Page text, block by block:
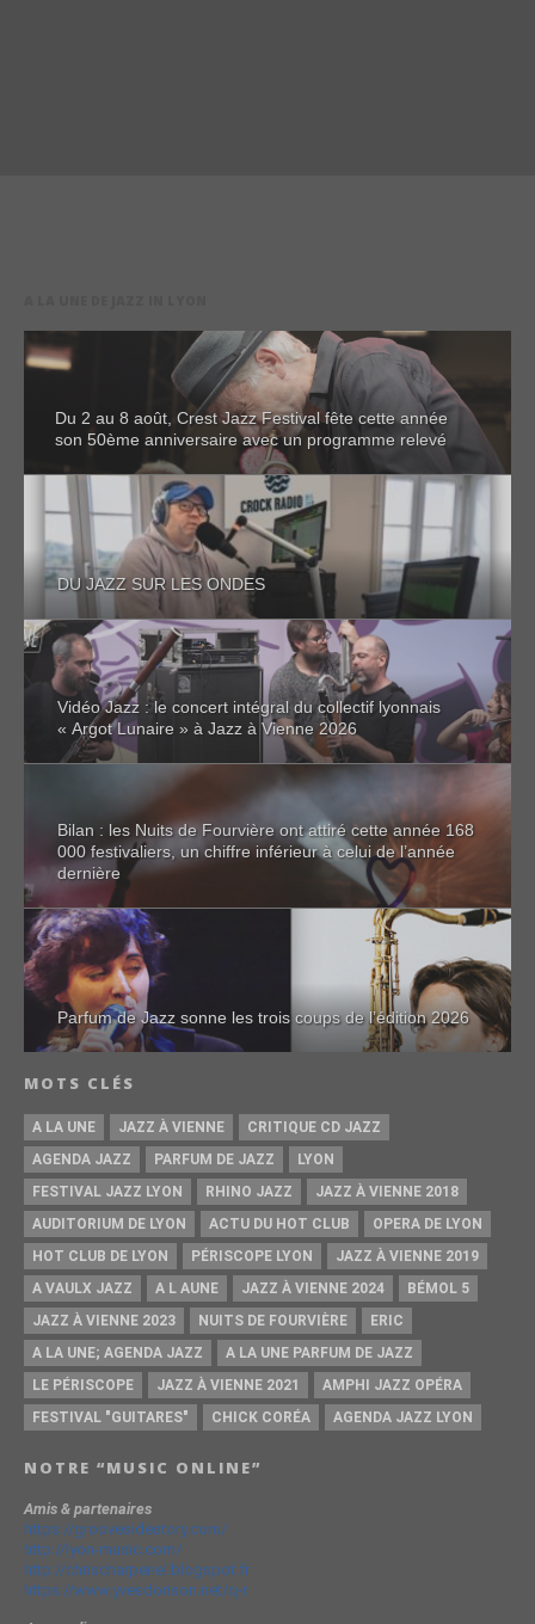
Du 2 au 8 août, Crest Jazz Festival fête cette année
son 50ème anniversaire avec un programme relevé
DU JAZZ SUR LES ONDES
Vidéo Jazz : le concert intégral du collectif lyonnais
« Argot Lunaire » à Jazz à Vienne 2026
Bilan : les Nuits de Fourvière ont attiré cette année 168
000 festivaliers, un chiffre inférieur à celui de l’année
dernière
Parfum de Jazz sonne les trois coups de l’édition 2026
MOTS CLÉS
A LA UNE JAZZ À VIENNE
CRITIQUE CD JAZZ
AGENDA JAZZ
PARFUM DE JAZZ
LYON
FESTIVAL JAZZ LYON
RHINO JAZZ
JAZZ À VIENNE 2018
AUDITORIUM DE LYON
ACTU DU HOT CLUB
OPERA DE LYON
HOT CLUB DE LYON
PÉRISCOPE LYON
JAZZ À VIENNE 2019
A VAULX JAZZ
A L AUNE JAZZ À VIENNE 2024
BÉMOL 5
JAZZ À VIENNE 2023
NUITS DE FOURVIÈRE
ERIC
A LA UNE; AGENDA JAZZ
A LA UNE PARFUM DE JAZZ
LE PÉRISCOPE
JAZZ À VIENNE 2021
AMPHI JAZZ OPÉRA
FESTIVAL "GUITARES"
CHICK CORÉA AGENDA JAZZ LYON
NOTRE “MUSIC ONLINE”
Amis & partenaires
https://groovesidestory.com/
http://lyon-music.com/
http://chrischarpenel.blogspot.fr
https://www.yvesdorison.net/q-r